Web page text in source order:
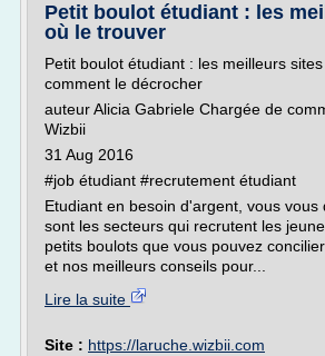
Petit boulot étudiant : les
où le trouver
Petit boulot étudiant : les meilleurs
comment le décrocher
auteur Alicia Gabriele Chargée de
Wizbii
31 Aug 2016
#job étudiant #recrutement étudiant
Etudiant en besoin d'argent, vous vous
sont les secteurs qui recrutent les
petits boulots que vous pouvez
et nos meilleurs conseils pour...
Lire la suite
Site : https://laruche.wizbii.com